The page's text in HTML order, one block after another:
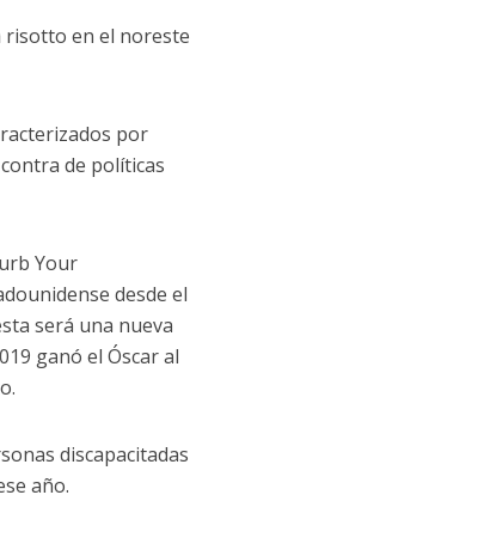
risotto en el noreste
por
de políticas
Your
desde el
será una nueva
ganó el Óscar al
discapacitadas
año.